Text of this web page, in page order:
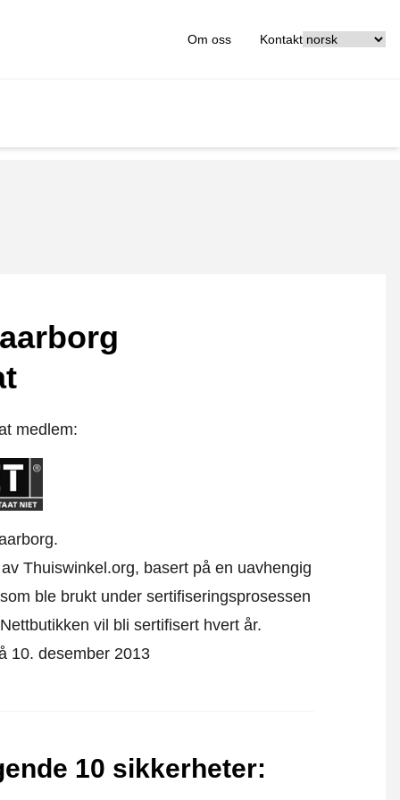
Om oss Kontakt
medlem:
Thuiswinkel.org, basert på en uavhengig
ble brukt under sertifiseringsprosessen
vil bli sertifisert hvert år.
10. desember 2013
10 sikkerheter: